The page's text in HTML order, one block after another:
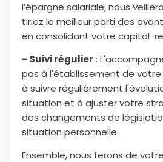
l’épargne salariale, nous
tiriez le meilleur parti des
en consolidant votre capital-
- Suivi régulier :
pas à l'établissement de
à suivre régulièrement
situation et à ajuster votre
des changements de
situation personnelle.
Ensemble, nous ferons de